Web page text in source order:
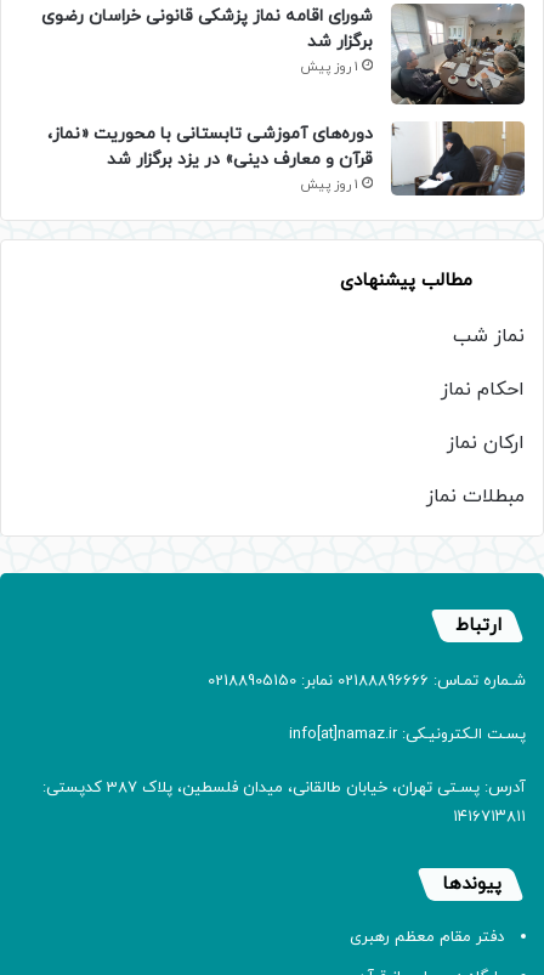
شورای اقامه نماز پزشکی قانونی خراسان رضوی
برگزار شد
1 روز پیش
دوره‌های آموزشی تابستانی با محوریت «نماز،
قرآن و معارف دینی» در یزد برگزار شد
1 روز پیش
مطالب پیشنهادی
نماز شب
احکام نماز
ارکان نماز
مبطلات نماز
ارتباط
شـماره تمـاس: 02188896666 نمابر: 02188905150
پسـت الـکترونیـکی: info[at]namaz.ir
آدرس: پسـتی تهران، خیابان طالقانی، میدان فلسطین، پلاک 387 کدپستی:
۱۴۱۶۷۱۳۸۱۱
پیوندها
دفتر مقام معظم رهبری